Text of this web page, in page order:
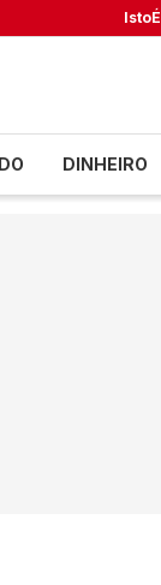
IstoÉ
DINHEIRO